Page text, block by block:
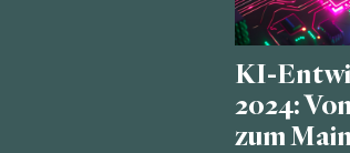
KI-
2024:
zum